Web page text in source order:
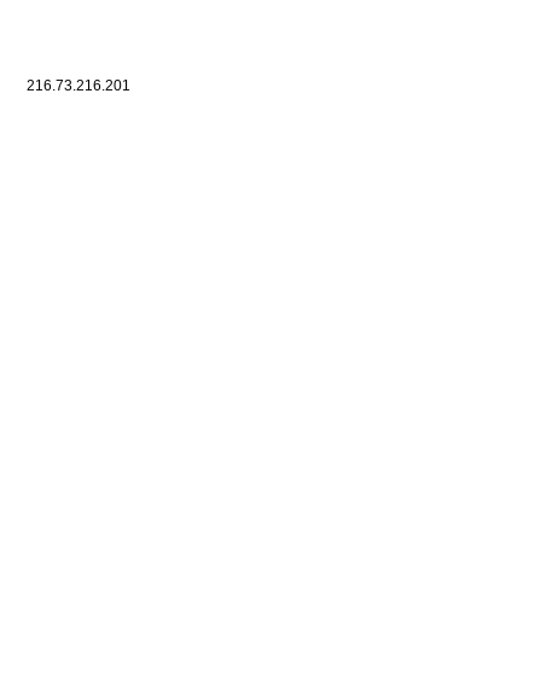
216.73.216.201